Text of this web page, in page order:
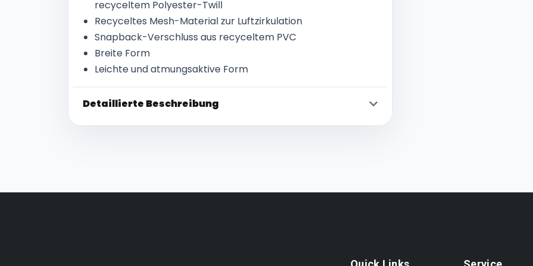
recyceltem Polyester-Twill
Recyceltes Mesh-Material zur Luftzirkulation
Snapback-Verschluss aus recyceltem PVC
Breite Form
Leichte und atmungsaktive Form
Detaillierte Beschreibung